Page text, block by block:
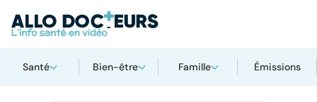
Santé Bien-être Famille Émissions